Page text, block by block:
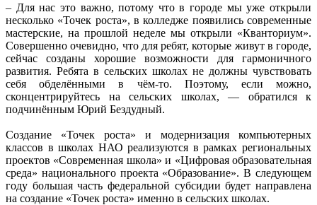
– Для нас это важно, потому что в городе мы уже открыли
несколько «Точек роста», в колледже появились современные
мастерские, на прошлой неделе мы открыли «Кванториум».
Совершенно очевидно, что для ребят, которые живут в городе,
сейчас созданы хорошие возможности для гармоничного
развития. Ребята в сельских школах не должны чувствовать
себя обделёнными в чём-то. Поэтому, если можно,
сконцентрируйтесь на сельских школах, — обратился к
подчинённым Юрий Бездудный.
Создание «Точек роста» и модернизация компьютерных
классов в школах НАО реализуются в рамках региональных
проектов «Современная школа» и «Цифровая образовательная
среда» национального проекта «Образование». В следующем
году большаячасть федеральной субсидии будет направлена
на создание «Точек роста» именно в сельских школах.